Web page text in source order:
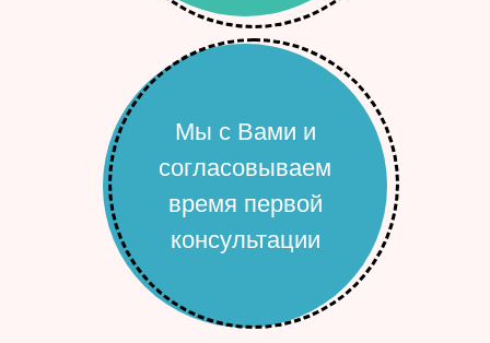
Мы с Вами и
согласовываем
время первой
консультации